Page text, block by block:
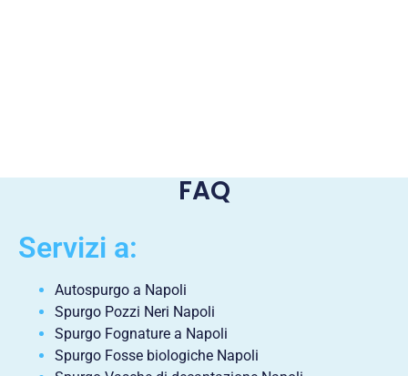
FAQ
Servizi a:
Autospurgo a Napoli
Spurgo Pozzi Neri Napoli
Spurgo Fognature a Napoli
Spurgo Fosse biologiche Napoli